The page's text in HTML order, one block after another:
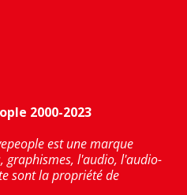
2000-2023
est une marque
graphismes, l'audio, l'audio-
sont la propriété de